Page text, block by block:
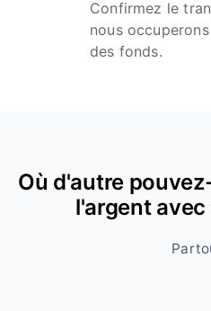
Confirmez le
nous
des fonds.
Où d'autre
l'argent avec